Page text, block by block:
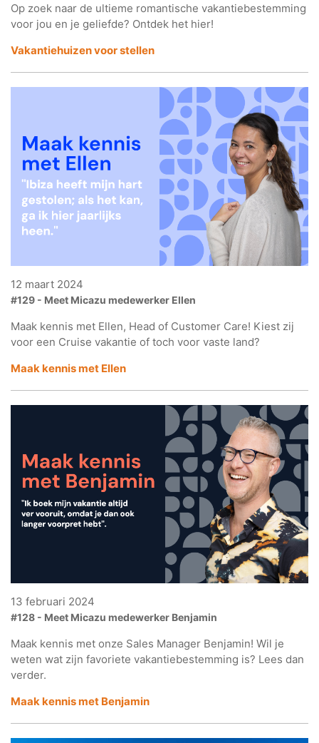
Op zoek naar de ultieme romantische vakantiebestemming
voor jou en je geliefde? Ontdek het hier!
Vakantiehuizen voor stellen
12 maart 2024
#129 - Meet Micazu medewerker Ellen
Maak kennis met Ellen, Head of Customer Care! Kiest zij
voor een Cruise vakantie of toch voor vaste land?
Maak kennis met Ellen
13 februari 2024
#128 - Meet Micazu medewerker Benjamin
Maak kennis met onze Sales Manager Benjamin! Wil je
weten wat zijn favoriete vakantiebestemming is? Lees dan
verder.
Maak kennis met Benjamin